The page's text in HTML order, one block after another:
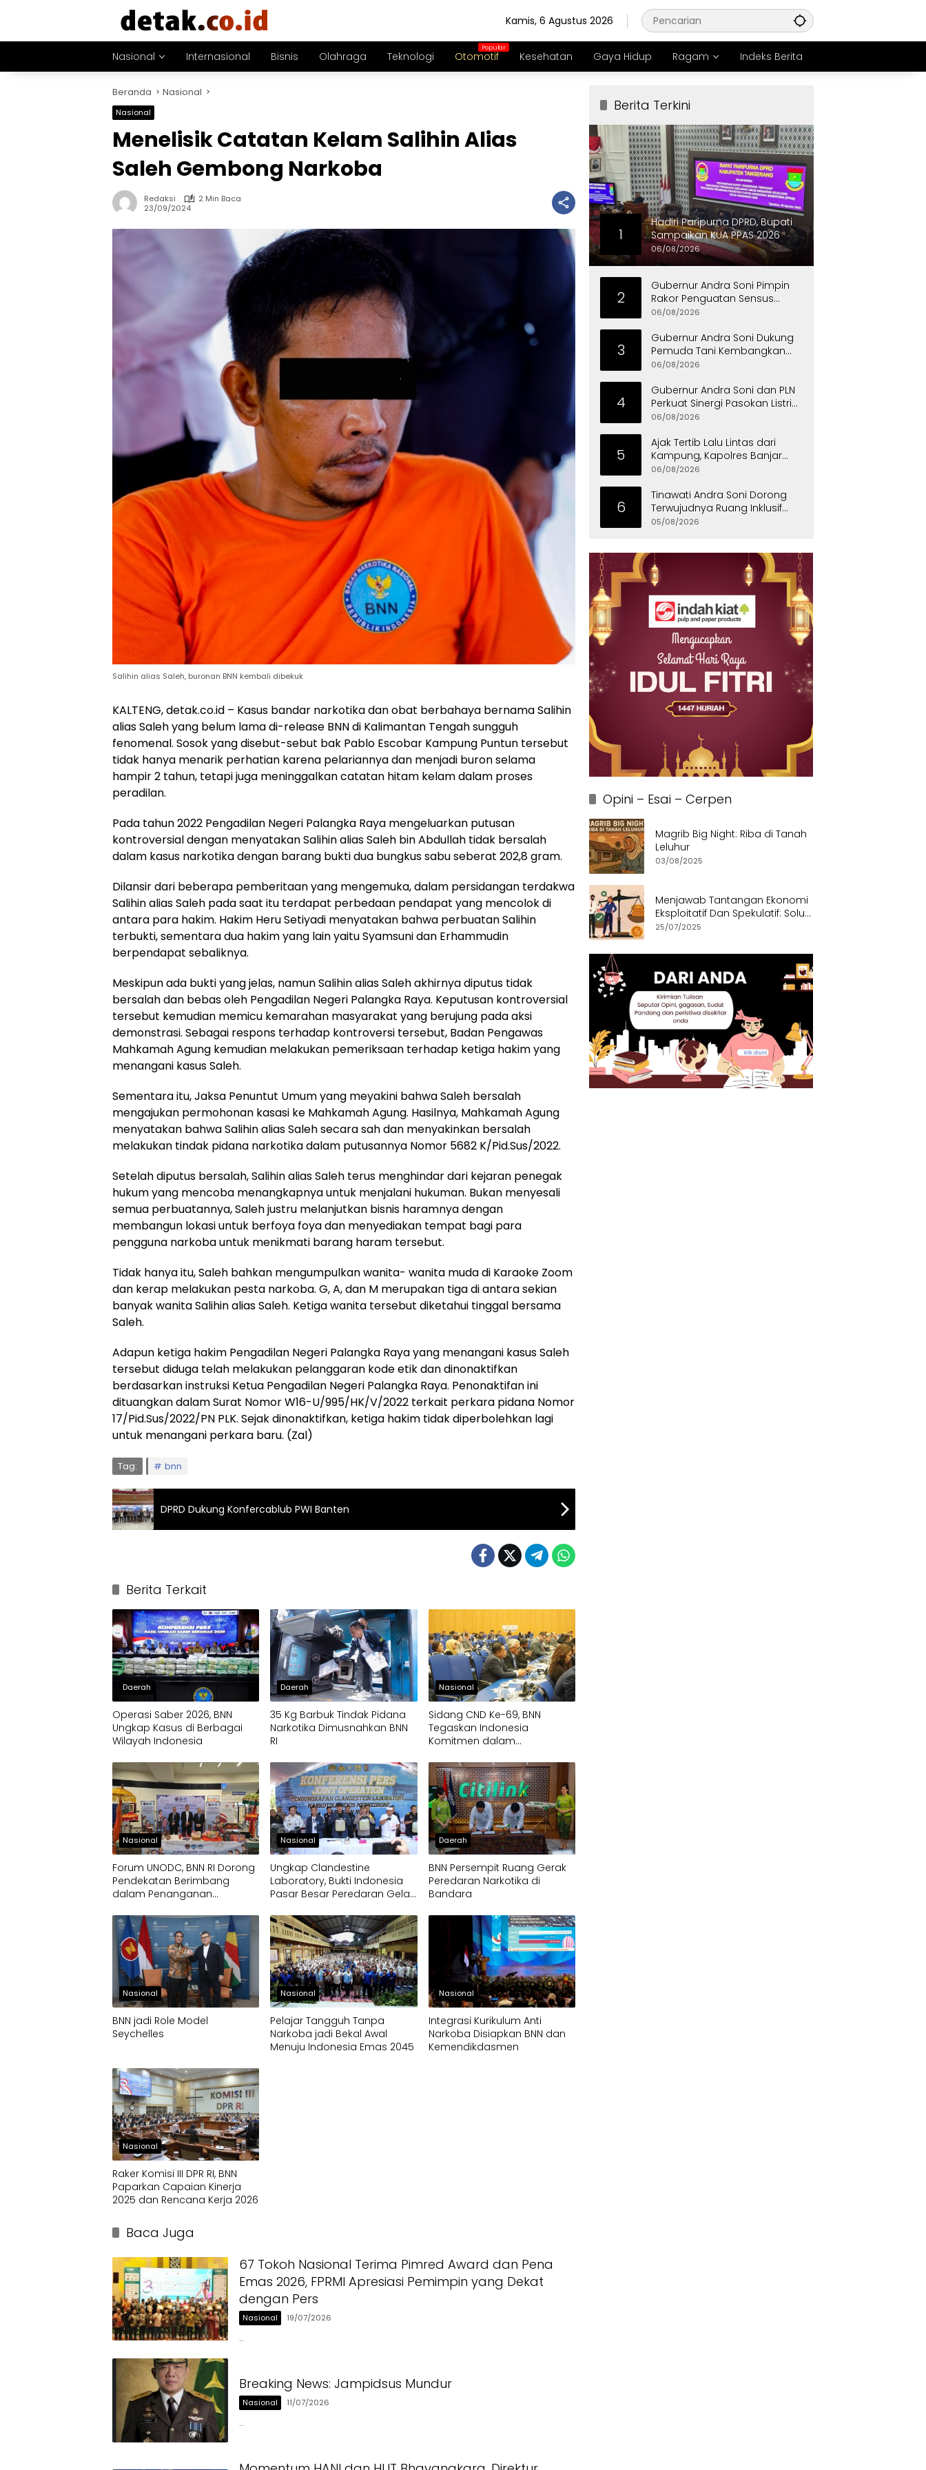
Kamis, 6 Agustus 2026
Nasional Internasional Bisnis Olahraga Teknologi Otomotif Kesehatan Gaya Hidup Ragam Indeks Berita
Beranda Nasional
Nasional
Menelisik Catatan Kelam Salihin Alias
Saleh Gembong Narkoba
Redaksi
2 Min Baca
23/09/2024
Salihin alias Saleh, buronan BNN kembali dibekuk
KALTENG, detak.co.id – Kasus bandar narkotika dan obat berbahaya bernama Salihin
alias Saleh yang belum lama di-release BNN di Kalimantan Tengah sungguh
fenomenal. Sosok yang disebut-sebut bak Pablo Escobar Kampung Puntun tersebut
tidak hanya menarik perhatian karena pelariannya dan menjadi buron selama
hampir 2 tahun, tetapi juga meninggalkan catatan hitam kelam dalam proses
peradilan.
Pada tahun 2022 Pengadilan Negeri Palangka Raya mengeluarkan putusan
kontroversial dengan menyatakan Salihin alias Saleh bin Abdullah tidak bersalah
dalam kasus narkotika dengan barang bukti dua bungkus sabu seberat 202,8 gram.
Dilansir dari beberapa pemberitaan yang mengemuka, dalam persidangan terdakwa
Salihin alias Saleh pada saat itu terdapat perbedaan pendapat yang mencolok di
antara para hakim. Hakim Heru Setiyadi menyatakan bahwa perbuatan Salihin
terbukti, sementara dua hakim yang lain yaitu Syamsuni dan Erhammudin
berpendapat sebaliknya.
Meskipun ada bukti yang jelas, namun Salihin alias Saleh akhirnya diputus tidak
bersalah dan bebas oleh Pengadilan Negeri Palangka Raya. Keputusan kontroversial
tersebut kemudian memicu kemarahan masyarakat yang berujung pada aksi
demonstrasi. Sebagai respons terhadap kontroversi tersebut, Badan Pengawas
Mahkamah Agung kemudian melakukan pemeriksaan terhadap ketiga hakim yang
menangani kasus Saleh.
Sementara itu, Jaksa Penuntut Umum yang meyakini bahwa Saleh bersalah
mengajukan permohonan kasasi ke Mahkamah Agung. Hasilnya, Mahkamah Agung
menyatakan bahwa Salihin alias Saleh secara sah dan menyakinkan bersalah
melakukan tindak pidana narkotika dalam putusannya Nomor 5682 K/Pid.Sus/2022.
Setelah diputus bersalah, Salihin alias Saleh terus menghindar dari kejaran penegak
hukum yang mencoba menangkapnya untuk menjalani hukuman. Bukan menyesali
semua perbuatannya, Saleh justru melanjutkan bisnis haramnya dengan
membangun lokasi untuk berfoya foya dan menyediakan tempat bagi para
pengguna narkoba untuk menikmati barang haram tersebut.
Tidak hanya itu, Saleh bahkan mengumpulkan wanita- wanita muda di Karaoke Zoom
dan kerap melakukan pesta narkoba. G, A, dan M merupakan tiga di antara sekian
banyak wanita Salihin alias Saleh. Ketiga wanita tersebut diketahui tinggal bersama
Saleh.
Adapun ketiga hakim Pengadilan Negeri Palangka Raya yang menangani kasus Saleh
tersebut diduga telah melakukan pelanggaran kode etik dan dinonaktifkan
berdasarkan instruksi Ketua Pengadilan Negeri Palangka Raya. Penonaktifan ini
dituangkan dalam Surat Nomor W16-U/995/HK/V/2022 terkait perkara pidana Nomor
17/Pid.Sus/2022/PN PLK. Sejak dinonaktifkan, ketiga hakim tidak diperbolehkan lagi
untuk menangani perkara baru. (Zal)
Tag: bnn
DPRD Dukung Konfercablub PWI Banten
Berita Terkait
Daerah
Operasi Saber 2026, BNN
Ungkap Kasus di Berbagai
Wilayah Indonesia
Daerah
35 Kg Barbuk Tindak Pidana
Narkotika Dimusnahkan BNN
RI
Nasional
Sidang CND Ke-69, BNN
Tegaskan Indonesia
Komitmen dalam
Nasional
Forum UNODC, BNN RI Dorong
Pendekatan Berimbang
dalam Penanganan
Nasional
Ungkap Clandestine
Laboratory, Bukti Indonesia
Pasar Besar Peredaran Gelap
Daerah
BNN Persempit Ruang Gerak
Peredaran Narkotika di
Bandara
Nasional
BNN jadi Role Model
Seychelles
Nasional
Pelajar Tangguh Tanpa
Narkoba jadi Bekal Awal
Menuju Indonesia Emas 2045
Nasional
Integrasi Kurikulum Anti
Narkoba Disiapkan BNN dan
Kemendikdasmen
Nasional
Raker Komisi III DPR RI, BNN
Paparkan Capaian Kinerja
2025 dan Rencana Kerja 2026
Baca Juga
67 Tokoh Nasional Terima Pimred Award dan Pena
Emas 2026, FPRMI Apresiasi Pemimpin yang Dekat
dengan Pers
Nasional 19/07/2026
…
Breaking News: Jampidsus Mundur
Nasional 11/07/2026
…
Berita Terkini
1
Hadiri Paripurna DPRD, Bupati
Sampaikan KUA PPAS 2026
06/08/2026
2
Gubernur Andra Soni Pimpin
Rakor Penguatan Sensus
Ekonomi 2026 Provinsi Banten
06/08/2026
3
Gubernur Andra Soni Dukung
Pemuda Tani Kembangkan
Program Satu Desa Satu
06/08/2026
4
Gubernur Andra Soni dan PLN
Perkuat Sinergi Pasokan Listrik
untuk Dukung Investasi
06/08/2026
5
Ajak Tertib Lalu Lintas dari
Kampung, Kapolres Banjar
Turun Langsung Gotong
06/08/2026
6
Tinawati Andra Soni Dorong
Terwujudnya Ruang Inklusif
bagi Anak Berkebutuhan
05/08/2026
Opini – Esai – Cerpen
Magrib Big Night: Riba di Tanah
Leluhur
03/08/2025
Menjawab Tantangan Ekonomi
Eksploitatif Dan Spekulatif: Solusi
Etis dan Berkeadilan
25/07/2025